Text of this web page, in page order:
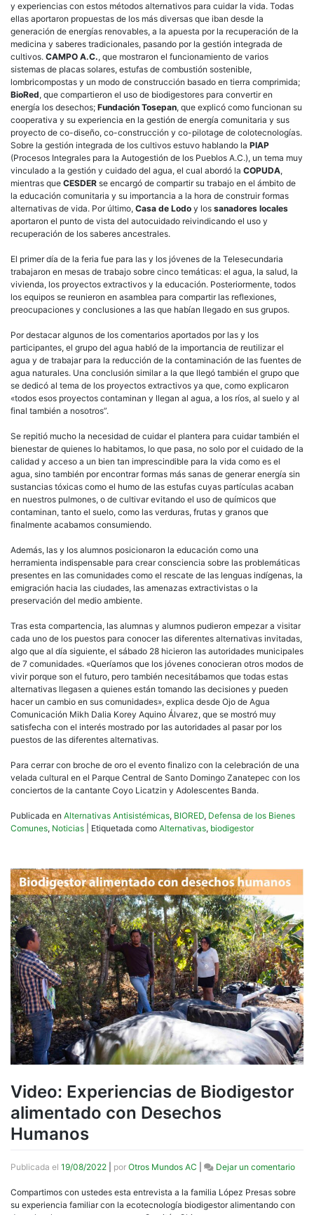
y experiencias con estos métodos alternativos para cuidar la vida. Todas
ellas aportaron propuestas de los más diversas que iban desde la
generación de energías renovables, a la apuesta por la recuperación de la
medicina y saberes tradicionales, pasando por la gestión integrada de
cultivos. CAMPO A.C., que mostraron el funcionamiento de varios
sistemas de placas solares, estufas de combustión sostenible,
lombricompostas y un modo de construcción basado en tierra comprimida;
BioRed, que compartieron el uso de biodigestores para convertir en
energía los desechos; Fundación Tosepan, que explicó como funcionan su
cooperativa y su experiencia en la gestión de energía comunitaria y sus
proyecto de co-diseño, co-construcción y co-pilotage de colotecnologías.
Sobre la gestión integrada de los cultivos estuvo hablando la PIAP
(Procesos Integrales para la Autogestión de los Pueblos A.C.), un tema muy
vinculado a la gestión y cuidado del agua, el cual abordó la COPUDA,
mientras que CESDER se encargó de compartir su trabajo en el ámbito de
la educación comunitaria y su importancia a la hora de construir formas
alternativas de vida. Por último, Casa de Lodo y los sanadores locales
aportaron el punto de vista del autocuidado reivindicando el uso y
recuperación de los saberes ancestrales.
El primer día de la feria fue para las y los jóvenes de la Telesecundaria
trabajaron en mesas de trabajo sobre cinco temáticas: el agua, la salud, la
vivienda, los proyectos extractivos y la educación. Posteriormente, todos
los equipos se reunieron en asamblea para compartir las reflexiones,
preocupaciones y conclusiones a las que habían llegado en sus grupos.
Por destacar algunos de los comentarios aportados por las y los
participantes, el grupo del agua habló de la importancia de reutilizar el
agua y de trabajar para la reducción de la contaminación de las fuentes de
agua naturales. Una conclusión similar a la que llegó también el grupo que
se dedicó al tema de los proyectos extractivos ya que, como explicaron
«todos esos proyectos contaminan y llegan al agua, a los ríos, al suelo y al
final también a nosotros”.
Se repitió mucho la necesidad de cuidar el plantera para cuidar también el
bienestar de quienes lo habitamos, lo que pasa, no solo por el cuidado de la
calidad y acceso a un bien tan imprescindible para la vida como es el
agua, sino también por encontrar formas más sanas de generar energía sin
sustancias tóxicas como el humo de las estufas cuyas partículas acaban
en nuestros pulmones, o de cultivar evitando el uso de químicos que
contaminan, tanto el suelo, como las verduras, frutas y granos que
finalmente acabamos consumiendo.
Además, las y los alumnos posicionaron la educación como una
herramienta indispensable para crear consciencia sobre las problemáticas
presentes en las comunidades como el rescate de las lenguas indígenas, la
emigración hacia las ciudades, las amenazas extractivistas o la
preservación del medio ambiente.
Tras esta compartencia, las alumnas y alumnos pudieron empezar a visitar
cada uno de los puestos para conocer las diferentes alternativas invitadas,
algo que al día siguiente, el sábado 28 hicieron las autoridades municipales
de 7 comunidades. «Queríamos que los jóvenes conocieran otros modos de
vivir porque son el futuro, pero también necesitábamos que todas estas
alternativas llegasen a quienes están tomando las decisiones y pueden
hacer un cambio en sus comunidades», explica desde Ojo de Agua
Comunicación Mikh Dalia Korey Aquino Álvarez, que se mostró muy
satisfecha con el interés mostrado por las autoridades al pasar por los
puestos de las diferentes alternativas.
Para cerrar con broche de oro el evento finalizo con la celebración de una
velada cultural en el Parque Central de Santo Domingo Zanatepec con los
conciertos de la cantante Coyo Licatzin y Adolescentes Banda.
Publicada en Alternativas Antisistémicas, BIORED, Defensa de los Bienes
Comunes, Noticias Etiquetada como Alternativas, biodigestor
Video: Experiencias de Biodigestor
alimentado con Desechos
Humanos
Publicada el 19/08/2022 por Otros Mundos AC Dejar un comentarioen
Compartimos con ustedes esta entrevista a la familia López Presas sobre
su experiencia familiar con la ecotecnología biodigestor alimentando con